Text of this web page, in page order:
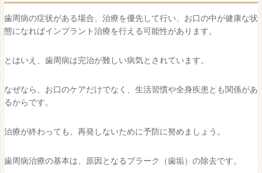
歯周病の症状がある場合、治療を優先して行い、お口の中が健康な状
態になればインプラント治療を行える可能性があります。
とはいえ、歯周病は完治が難しい病気とされています。
なぜなら、お口のケアだけでなく、生活習慣や全身疾患とも関係があ
るからです。
治療が終わっても、再発しないために予防に努めましょう。
歯周病治療の基本は、原因となるプラーク（歯垢）の除去です。